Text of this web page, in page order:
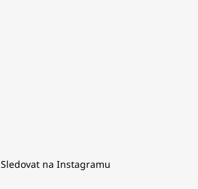
Sledovat na Instagramu